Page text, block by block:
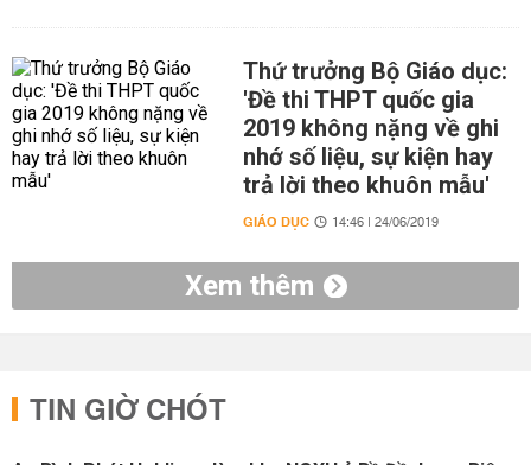
Thứ trưởng Bộ Giáo dục:
'Đề thi THPT quốc gia
2019 không nặng về ghi
nhớ số liệu, sự kiện hay
trả lời theo khuôn mẫu'
GIÁO DỤC 14:46 | 24/06/2019
Xem thêm
TIN GIỜ CHÓT